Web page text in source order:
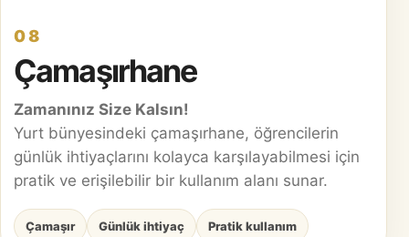
08
Çamaşırhane
Zamanınız Size Kalsın!
Yurt bünyesindeki çamaşırhane, öğrencilerin
günlük ihtiyaçlarını kolayca karşılayabilmesi için
pratik ve erişilebilir bir kullanım alanı sunar.
Çamaşır Günlük ihtiyaç Pratik kullanım